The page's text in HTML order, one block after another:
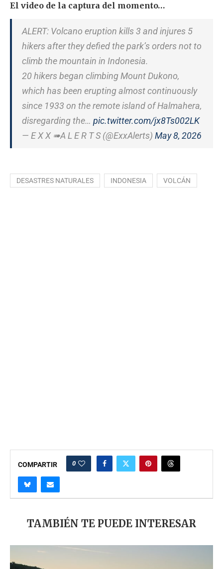
El video de la captura del momento…
ALERT: Volcano eruption kills 3 and injures 5
hikers after they defied the park’s orders not to
climb the mountain in Indonesia.
20 hikers began climbing Mount Dukono,
which has been erupting almost continuously
since 1933 on the remote island of Halmahera,
disregarding the… pic.twitter.com/jx8Ts002LK
— E X X ➠A L E R T S (@ExxAlerts) May 8, 2026
DESASTRES NATURALES INDONESIA VOLCÁN
COMPARTIR 0
TAMBIÉN TE PUEDE INTERESAR